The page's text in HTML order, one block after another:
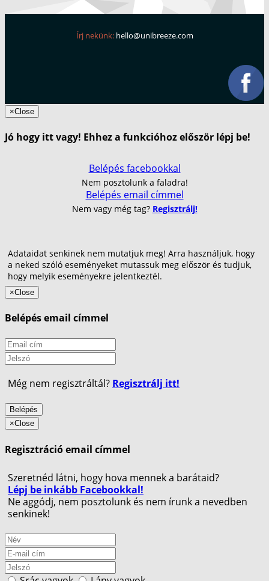
Írj nekünk: hello@unibreeze.com
×Close
Jó hogy itt vagy! Ehhez a funkcióhoz először lépj be!
Belépés facebookkal
Nem posztolunk a faladra!
Belépés email címmel
Nem vagy még tag? Regisztrálj!
Adataidat senkinek nem mutatjuk meg! Arra használjuk, hogy
a neked szóló eseményeket mutassuk meg először és tudjuk,
hogy melyik eseményekre jelentkeztél.
×Close
Belépés email címmel
Még nem regisztráltál? Regisztrálj itt!
Belépés
×Close
Regisztráció email címmel
Szeretnéd látni, hogy hova mennek a barátaid?
Lépj be inkább Facebookkal!
Ne aggódj, nem posztolunk és nem írunk a nevedben
senkinek!